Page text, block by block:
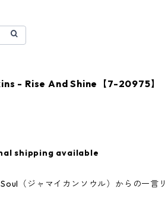
- Rise And Shine【7-20975】
shipping available
Soul（ジャマイカンソウル）からの一言